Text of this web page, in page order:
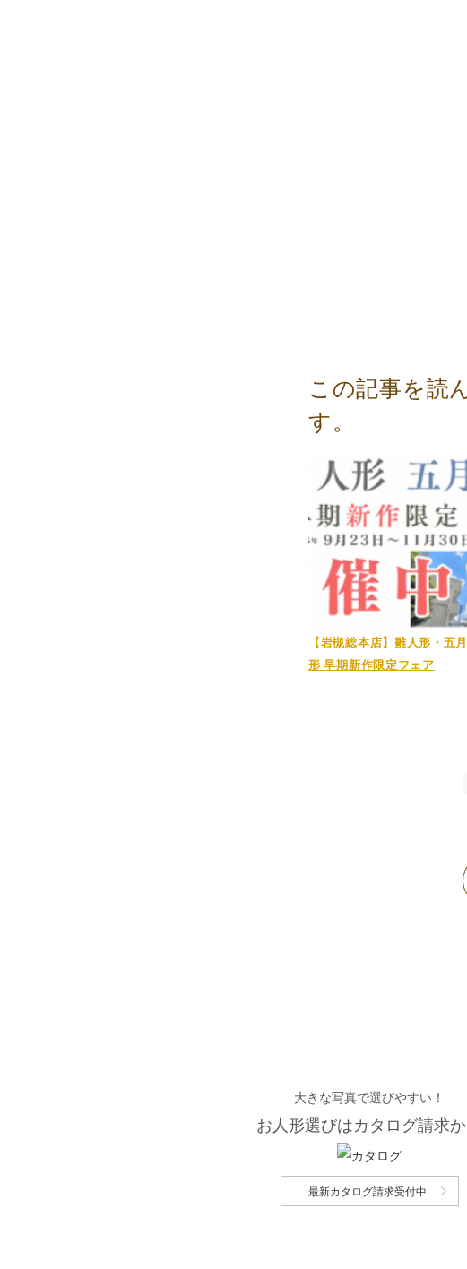
この記事を読
す。
【岩槻総本店】雛人形・五
形 早期新作限定フェア
大きな写真で選びやすい！
お人形選びはカタログ請求
最新カタログ請求受付中